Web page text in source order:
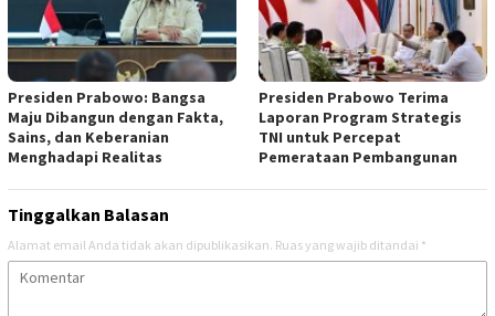
Presiden Prabowo: Bangsa
Maju Dibangun dengan Fakta,
Sains, dan Keberanian
Menghadapi Realitas
Presiden Prabowo Terima
Laporan Program Strategis
TNI untuk Percepat
Pemerataan Pembangunan
Tinggalkan Balasan
Alamat email Anda tidak akan dipublikasikan. Ruas yang wajib ditandai *